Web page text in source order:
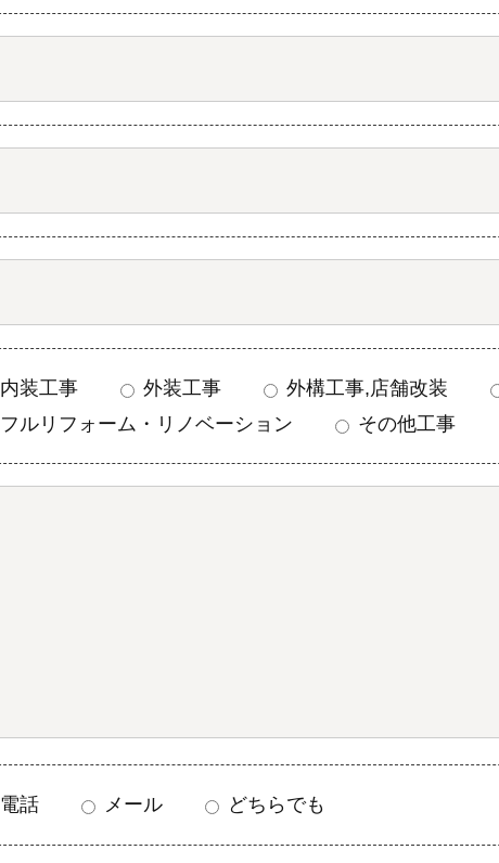
内装工事 外装工事 外構工事,店舗改装
フルリフォーム・リノベーション
その他工事
電話 メール どちらでも